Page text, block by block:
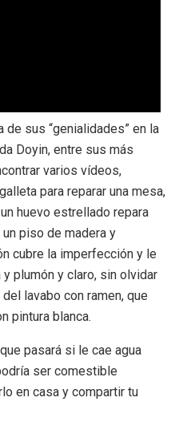
de sus “genialidades” en la
Doyin, entre sus más
varios vídeos,
para reparar una mesa,
huevo estrellado repara
piso de madera y
cubre la imperfección y le
plumón y claro, sin olvidar
lavabo con ramen, que
pintura blanca.
pasará si le cae agua
ser comestible
en casa y compartir tu